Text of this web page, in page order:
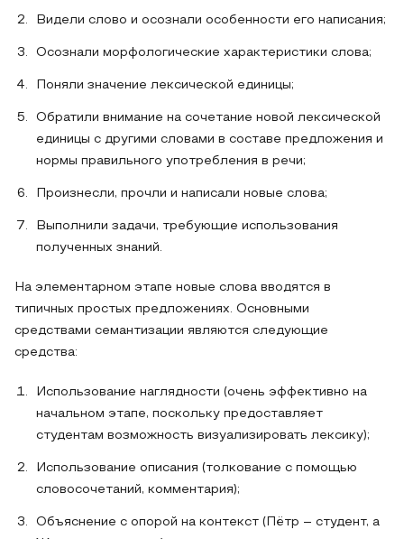
Видели слово и осознали особенности его написания;
Осознали морфологические характеристики слова;
Поняли значение лексической единицы;
Обратили внимание на сочетание новой лексической
единицы с другими словами в составе предложения и
нормы правильного употребления в речи;
Произнесли, прочли и написали новые слова;
Выполнили задачи, требующие использования
полученных знаний.
На элементарном этапе новые слова вводятся в
типичных простых предложениях. Основными
средствами семантизации являются следующие
средства:
Использование наглядности (очень эффективно на
начальном этапе, поскольку предоставляет
студентам возможность визуализировать лексику);
Использование описания (толкование с помощью
словосочетаний, комментария);
Объяснение с опорой на контекст (Пётр – студент, а